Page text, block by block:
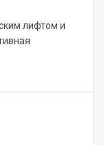
лифтом и